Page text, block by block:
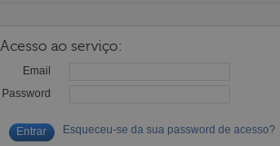
Acesso ao serviço:
Email
Password
Esqueceu-se da sua password de acesso?